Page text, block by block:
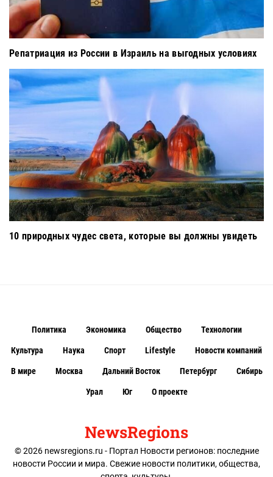
Репатриация из России в Израиль на выгодных условиях
10 природных чудес света, которые вы должны увидеть
NewsRegions
© 2026 newsregions.ru - Портал Новости регионов: последние
новости России и мира. Свежие новости политики, общества,
Политика Экономика Общество Технологии
Культура Наука Спорт Lifestyle Новости компаний
В мире Москва Дальний Восток Петербург Сибирь
Урал Юг О проекте